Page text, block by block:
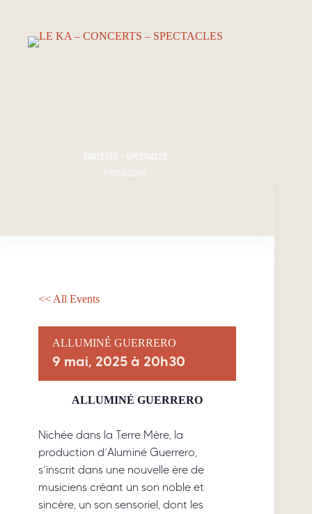
CONCERTS - SPECTACLES
FORCALQUIER
<< All Events
ALLUMINÉ GUERRERO
9 mai, 2025 à 20h30
ALLUMINÉ GUERRERO
Nichée dans la Terre Mère, la
production d’Aluminé Guerrero,
s’inscrit dans une nouvelle ère de
musiciens créant un son noble et
sincère, un son sensoriel, dont les